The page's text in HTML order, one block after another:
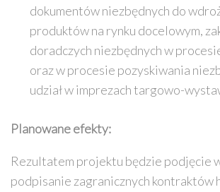
dokumentów niezbędnych do
produktów na rynku docelowym,
doradczych niezbędnych w
oraz w procesie pozyskiwania
udział w imprezach targowo-
Planowane efekty:
Rezultatem projektu będzie podjęcie
podpisanie zagranicznych kontraktów